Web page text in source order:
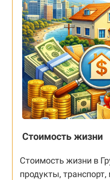
Стоимость жизни
Стоимость жизни в
продукты,